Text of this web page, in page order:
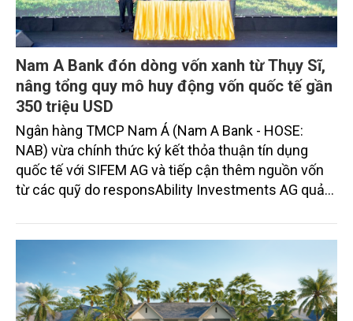
Nam A Bank đón dòng vốn xanh từ Thụy Sĩ,
nâng tổng quy mô huy động vốn quốc tế gần
350 triệu USD
Ngân hàng TMCP Nam Á (Nam A Bank - HOSE:
NAB) vừa chính thức ký kết thỏa thuận tín dụng
quốc tế với SIFEM AG và tiếp cận thêm nguồn vốn
từ các quỹ do responsAbility Investments AG quản
thu hút thành công từ đầu năm đến nay lên gần 350